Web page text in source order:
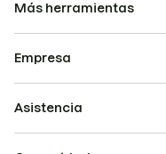
Más herramientas
Empresa
Asistencia